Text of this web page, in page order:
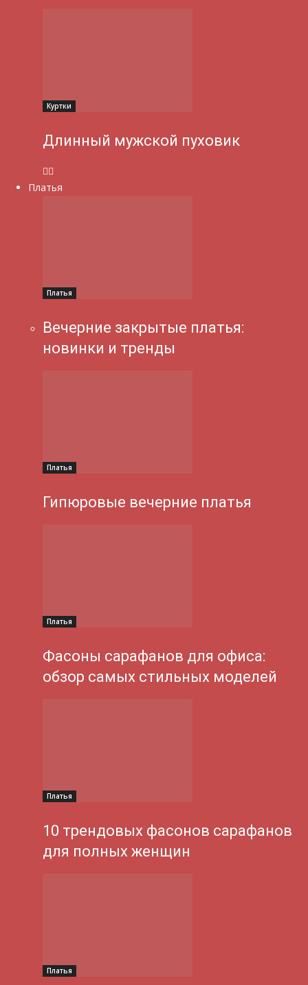
Куртки
Длинный мужской пуховик
Платья
Платья
Вечерние закрытые платья:
новинки и тренды
Платья
Гипюровые вечерние платья
Платья
Фасоны сарафанов для офиса:
обзор самых стильных моделей
Платья
10 трендовых фасонов сарафанов
для полных женщин
Платья